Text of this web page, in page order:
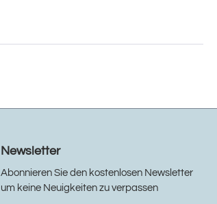
Newsletter
Abonnieren Sie den kostenlosen Newsletter
um keine Neuigkeiten zu verpassen